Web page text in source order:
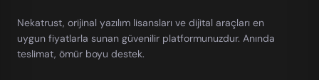
Nekatrust, orijinal yazılım lisansları ve dijital araçları en
uygun fiyatlarla sunan güvenilir platformunuzdur. Anında
teslimat, ömür boyu destek.